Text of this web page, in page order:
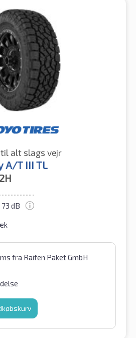
alt slags vejr
A/T III TL
73 dB
fra Raifen Paket GmbH